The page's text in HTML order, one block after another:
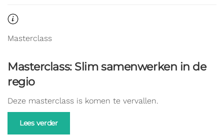
Masterclass
Masterclass: Slim samenwerken in de
regio
Deze masterclass is komen te vervallen.
Lees verder